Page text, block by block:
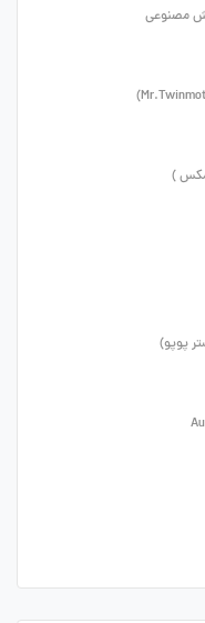
)
پوپو)